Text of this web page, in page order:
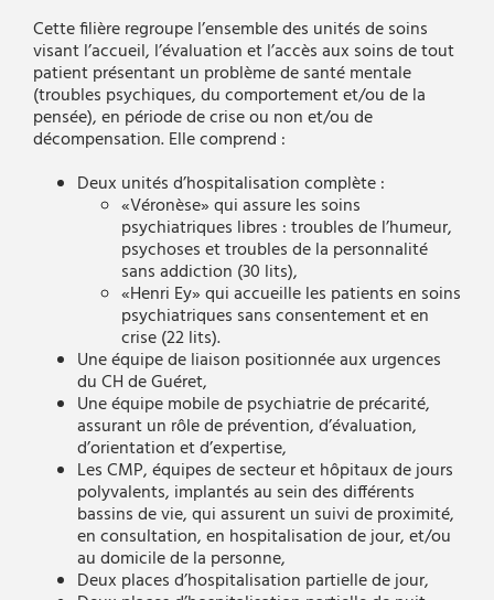
Cette filière regroupe l’ensemble des unités de soins
visant l’accueil, l’évaluation et l’accès aux soins de tout
patient présentant un problème de santé mentale
(troubles psychiques, du comportement et/ou de la
pensée), en période de crise ou non et/ou de
décompensation. Elle comprend :
Deux unités d’hospitalisation complète :
«Véronèse» qui assure les soins
psychiatriques libres : troubles de l’humeur,
psychoses et troubles de la personnalité
sans addiction (30 lits),
«Henri Ey» qui accueille les patients en soins
psychiatriques sans consentement et en
crise (22 lits).
Une équipe de liaison positionnée aux urgences
du CH de Guéret,
Une équipe mobile de psychiatrie de précarité,
assurant un rôle de prévention, d’évaluation,
d’orientation et d’expertise,
Les CMP, équipes de secteur et hôpitaux de jours
polyvalents, implantés au sein des différents
bassins de vie, qui assurent un suivi de proximité,
en consultation, en hospitalisation de jour, et/ou
au domicile de la personne,
Deux places d’hospitalisation partielle de jour,